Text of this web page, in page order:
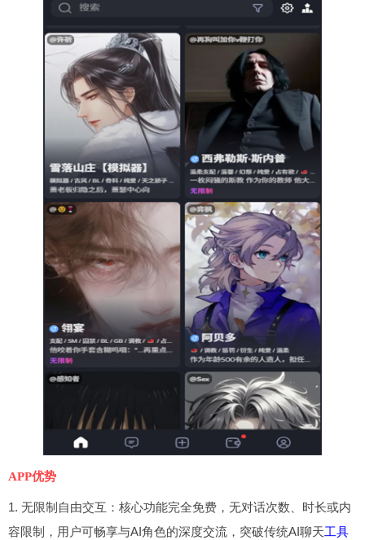
APP优势
1. 无限制自由交互：核心功能完全免费，无对话次数、时长或内
容限制，用户可畅享与AI角色的深度交流，突破传统AI聊天工具